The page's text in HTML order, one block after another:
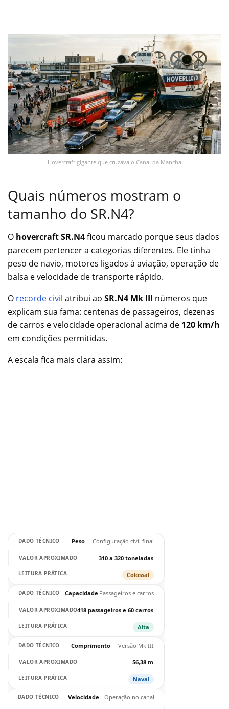
Hovercraft gigante que cruzava o Canal da Mancha
Quais números mostram o
tamanho do SR.N4?
O hovercraft SR.N4ficou marcado porque seus dados
parecem pertencer a categorias diferentes. Ele tinha
peso de navio, motores ligados à aviação, operação de
balsa e velocidade de transporte rápido.
O recorde civil atribui ao SR.N4 Mk III números que
explicam sua fama: centenas de passageiros, dezenas
de carros e velocidade operacional acima de 120 km/h
em condições permitidas.
A escala fica mais clara assim:
Peso Configuração civil final
310 a 320 toneladas
Colossal
Capacidade Passageiros e carros
418 passageiros e 60 carros
Alta
Comprimento Versão Mk III
56,38 m
Naval
Velocidade Operação no canal